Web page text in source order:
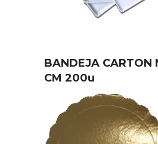
BANDEJA CARTON
CM 200u